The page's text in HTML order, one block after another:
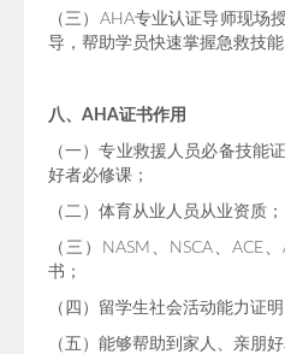
（三）AHA专业认证导师现场
导，帮助学员快速掌握急救技能
八、AHA证书作用
（一）专业救援人员必备技能
好者必修课；
（二）体育从业人员从业资质；
（三）NASM、NSCA、ACE
书；
（四）留学生社会活动能力证明
（五）能够帮助到家人、亲朋